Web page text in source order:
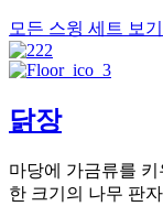
모든 스윙 세트 보기
닭장
마당에 가금류를
한 크기의 나무 판